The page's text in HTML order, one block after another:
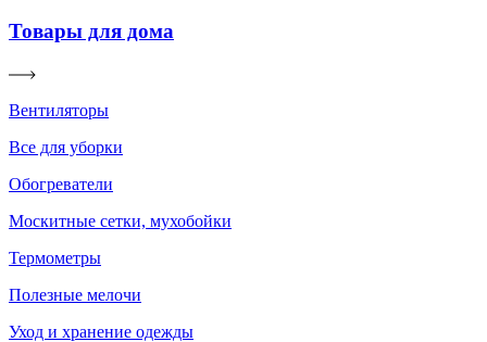
Товары для дома
Вентиляторы
Все для уборки
Обогреватели
Москитные сетки, мухобойки
Термометры
Полезные мелочи
Уход и хранение одежды